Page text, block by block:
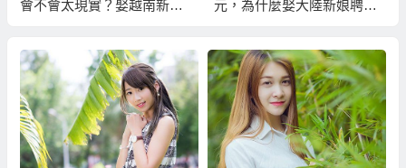
會不會太現實？娶越南新娘
元，為什麼娶大陸新娘聘金